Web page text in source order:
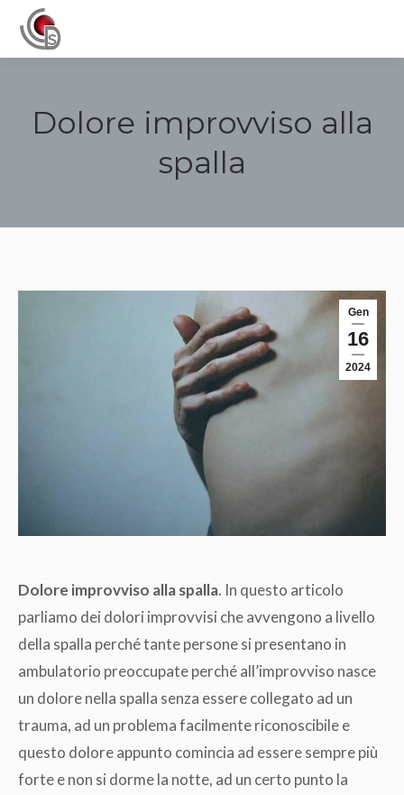
Dolore improvviso alla
spalla
Gen
16
2024
Dolore improvviso alla spalla. In questo articolo
parliamo dei dolori improvvisi che avvengono a livello
della spalla perché tante persone si presentano in
ambulatorio preoccupate perché all’improvviso nasce
un dolore nella spalla senza essere collegato ad un
trauma, ad un problema facilmente riconoscibile e
questo dolore appunto comincia ad essere sempre più
forte e non si dorme la notte, ad un certo punto la